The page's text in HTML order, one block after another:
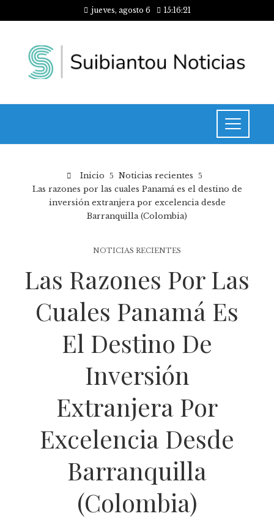
jueves, agosto 6 15:16:22
Inicio
Noticias recientes
Las razones por las cuales Panamá es el destino de
inversión extranjera por excelencia desde
Barranquilla (Colombia)
NOTICIAS RECIENTES
Las Razones Por Las
Cuales Panamá Es
El Destino De
Inversión
Extranjera Por
Excelencia Desde
Barranquilla
(Colombia)